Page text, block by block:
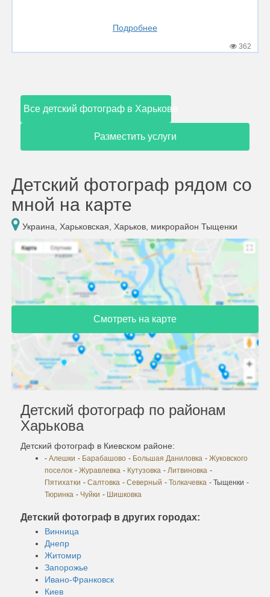
Подробнее
362
Все детский фотограф в Харькове
Разместить услуги
Детский фотограф рядом со
мной на карте
Украина, Харьковская, Харьков, микрорайон Тыщенки
Смотреть на карте
Детский фотограф по районам
Харькова
Детский фотограф в Киевском районе:
- Алешки - Барабашово - Большая Даниловка - Жуковского
поселок - Журавлевка - Кутузовка - Литвиновка -
Пятихатки - Салтовка - Северный - Толкачевка - Тыщенки -
Тюринка - Чуйки - Шишковка
Детский фотограф в других городах:
Винница
Днепр
Житомир
Запорожье
Ивано-Франковск
Киев